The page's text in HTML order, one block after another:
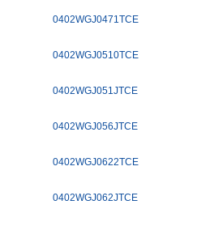
0402WGJ0471TCE
0402WGJ0510TCE
0402WGJ051JTCE
0402WGJ056JTCE
0402WGJ0622TCE
0402WGJ062JTCE